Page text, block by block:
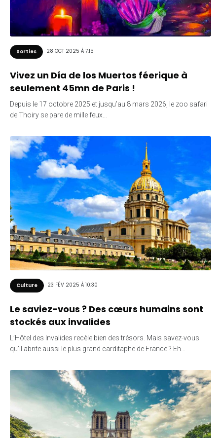
Sorties 28 OCT 2025 À 7:15
Vivez un Día de los Muertos féerique à
seulement 45mn de Paris !
Depuis le 17 octobre 2025 et jusqu’au 8 mars 2026, le zoo safari
de Thoiry se pare de mille feux…
Culture 23 FÉV 2025 À 10:30
Le saviez-vous ? Des cœurs humains sont
stockés aux invalides
L’Hôtel des Invalides recèle bien des trésors. Mais savez-vous
qu’il abrite aussi le plus grand carditaphe de France ? Eh…